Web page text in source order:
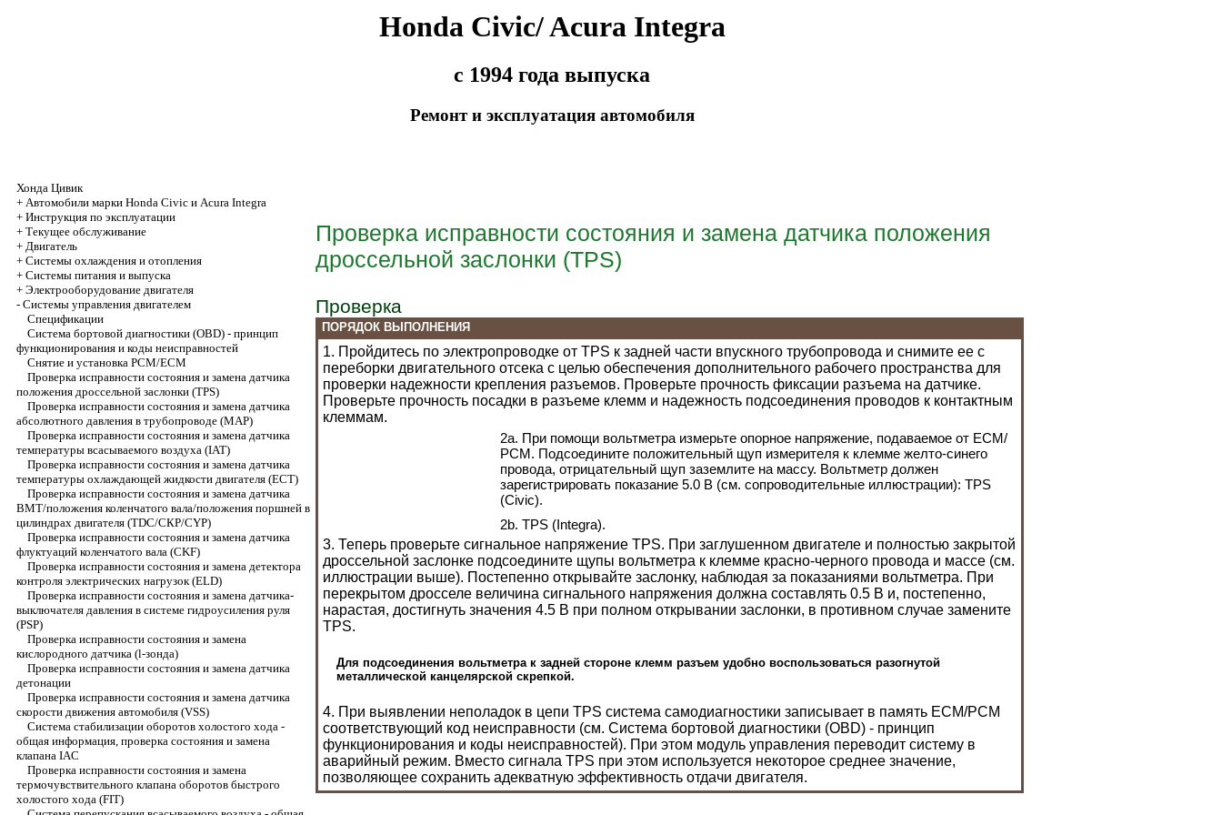
Honda Civic/ Acura Integra
с 1994 года выпуска
Ремонт и эксплуатация автомобиля
Хонда Цивик
+ Автомобили марки Honda Civic и Acura Integra
+ Инструкция по эксплуатации
+ Текущее обслуживание
+ Двигатель
+ Системы охлаждения и отопления
+ Системы питания и выпуска
+ Электрооборудование двигателя
- Системы управления двигателем
Спецификации
Система бортовой диагностики (OBD) - принцип
функционирования и коды неисправностей
Снятие и установка РСМ/ЕСМ
Проверка исправности состояния и замена датчика
положения дроссельной заслонки (TPS)
Проверка исправности состояния и замена датчика
абсолютного давления в трубопроводе (МАР)
Проверка исправности состояния и замена датчика
температуры всасываемого воздуха (IAT)
Проверка исправности состояния и замена датчика
температуры охлаждающей жидкости двигателя (ЕСТ)
Проверка исправности состояния и замена датчика
ВМТ/положения коленчатого вала/положения поршней в
цилиндрах двигателя (TDC/СКР/CYP)
Проверка исправности состояния и замена датчика
флуктуаций коленчатого вала (CKF)
Проверка исправности состояния и замена детектора
контроля электрических нагрузок (ELD)
Проверка исправности состояния и замена датчика-
выключателя давления в системе гидроусиления руля
(PSP)
Проверка исправности состояния и замена
кислородного датчика (l-зонда)
Проверка исправности состояния и замена датчика
детонации
Проверка исправности состояния и замена датчика
скорости движения автомобиля (VSS)
Система стабилизации оборотов холостого хода -
общая информация, проверка состояния и замена
клапана IAC
Проверка исправности состояния и замена
термочувствительного клапана оборотов быстрого
холостого хода (FIT)
Проверка исправности состояния и замена датчика положения
дроссельной заслонки (TPS)
Проверка
ПОРЯДОК ВЫПОЛНЕНИЯ
1. Пройдитесь по электропроводке от TPS к задней части впускного трубопровода и снимите ее с
переборки двигательного отсека с целью обеспечения дополнительного рабочего пространства для
проверки надежности крепления разъемов. Проверьте прочность фиксации разъема на датчике.
Проверьте прочность посадки в разъеме клемм и надежность подсоединения проводов к контактным
клеммам.
2a. При помощи вольтметра измерьте опорное напряжение, подаваемое от ЕСМ/
РСМ. Подсоедините положительный щуп измерителя к клемме желто-синего
провода, отрицательный щуп заземлите на массу. Вольтметр должен
зарегистрировать показание 5.0 В (см. сопроводительные иллюстрации): TPS
(Civic).
2b. TPS (Integra).
3. Теперь проверьте сигнальное напряжение TPS. При заглушенном двигателе и полностью закрытой
дроссельной заслонке подсоедините щупы вольтметра к клемме красно-черного провода и массе (см.
иллюстрации выше). Постепенно открывайте заслонку, наблюдая за показаниями вольтметра. При
перекрытом дросселе величина сигнального напряжения должна составлять 0.5 В и, постепенно,
нарастая, достигнуть значения 4.5 В при полном открывании заслонки, в противном случае замените
TPS.
Для подсоединения вольтметра к задней стороне клемм разъем удобно воспользоваться разогнутой
металлической канцелярской скрепкой.
4. При выявлении неполадок в цепи TPS система самодиагностики записывает в память ЕСМ/РСМ
соответствующий код неисправности (см. Система бортовой диагностики (OBD) - принцип
функционирования и коды неисправностей). При этом модуль управления переводит систему в
аварийный режим. Вместо сигнала TPS при этом используется некоторое среднее значение,
позволяющее сохранить адекватную эффективность отдачи двигателя.